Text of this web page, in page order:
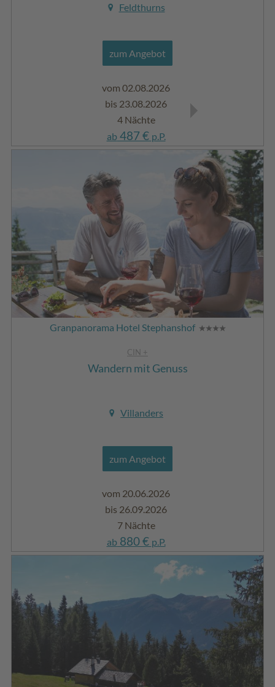
Feldthurns
zum Angebot
vom 02.08.2026
bis 23.08.2026
4 Nächte
ab487 € p.P.
Granpanorama Hotel Stephanshof
CIN +
Wandern mit Genuss
Villanders
zum Angebot
vom 20.06.2026
bis 26.09.2026
7 Nächte
ab880 € p.P.